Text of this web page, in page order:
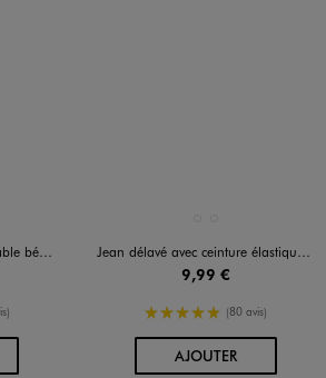
fille Jean délavé avec ceinture élastique bébé fille
9,99 €
5/5 de moyenne
(80 avis)
AJOUTERAU PANIER